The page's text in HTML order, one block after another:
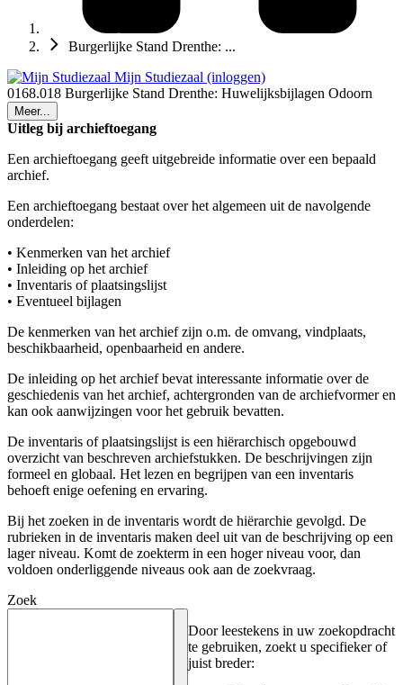
Burgerlijke Stand Drenthe: ...
Mijn Studiezaal (inloggen)
0168.018 Burgerlijke Stand Drenthe: Huwelijksbijlagen Odoorn
Meer...
Uitleg bij archieftoegang
Een archieftoegang geeft uitgebreide informatie over een bepaald
archief.
Een archieftoegang bestaat over het algemeen uit de navolgende
onderdelen:
• Kenmerken van het archief
• Inleiding op het archief
• Inventaris of plaatsingslijst
• Eventueel bijlagen
De kenmerken van het archief zijn o.m. de omvang, vindplaats,
beschikbaarheid, openbaarheid en andere.
De inleiding op het archief bevat interessante informatie over de
geschiedenis van het archief, achtergronden van de archiefvormer en
kan ook aanwijzingen voor het gebruik bevatten.
De inventaris of plaatsingslijst is een hiërarchisch opgebouwd
overzicht van beschreven archiefstukken. De beschrijvingen zijn
formeel en globaal. Het lezen en begrijpen van een inventaris
behoeft enige oefening en ervaring.
Bij het zoeken in de inventaris wordt de hiërarchie gevolgd. De
rubrieken in de inventaris maken deel uit van de beschrijving op een
lager niveau. Komt de zoekterm in een hoger niveau voor, dan
voldoen onderliggende niveaus ook aan de zoekvraag.
Zoek
Door leestekens in uw zoekopdracht
te gebruiken, zoekt u specifieker of
juist breder: